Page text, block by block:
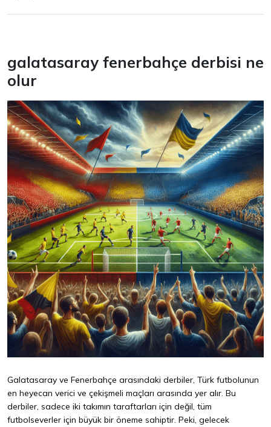
galatasaray fenerbahçe derbisi ne
olur
Galatasaray ve Fenerbahçe arasındaki derbiler, Türk futbolunun
en heyecan verici ve çekişmeli maçları arasında yer alır. Bu
derbiler, sadece iki takımın taraftarları için değil, tüm
futbolseverler için büyük bir öneme sahiptir. Peki, gelecek